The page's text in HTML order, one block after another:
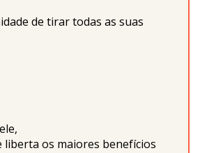
de tirar todas as suas
liberta os maiores benefícios